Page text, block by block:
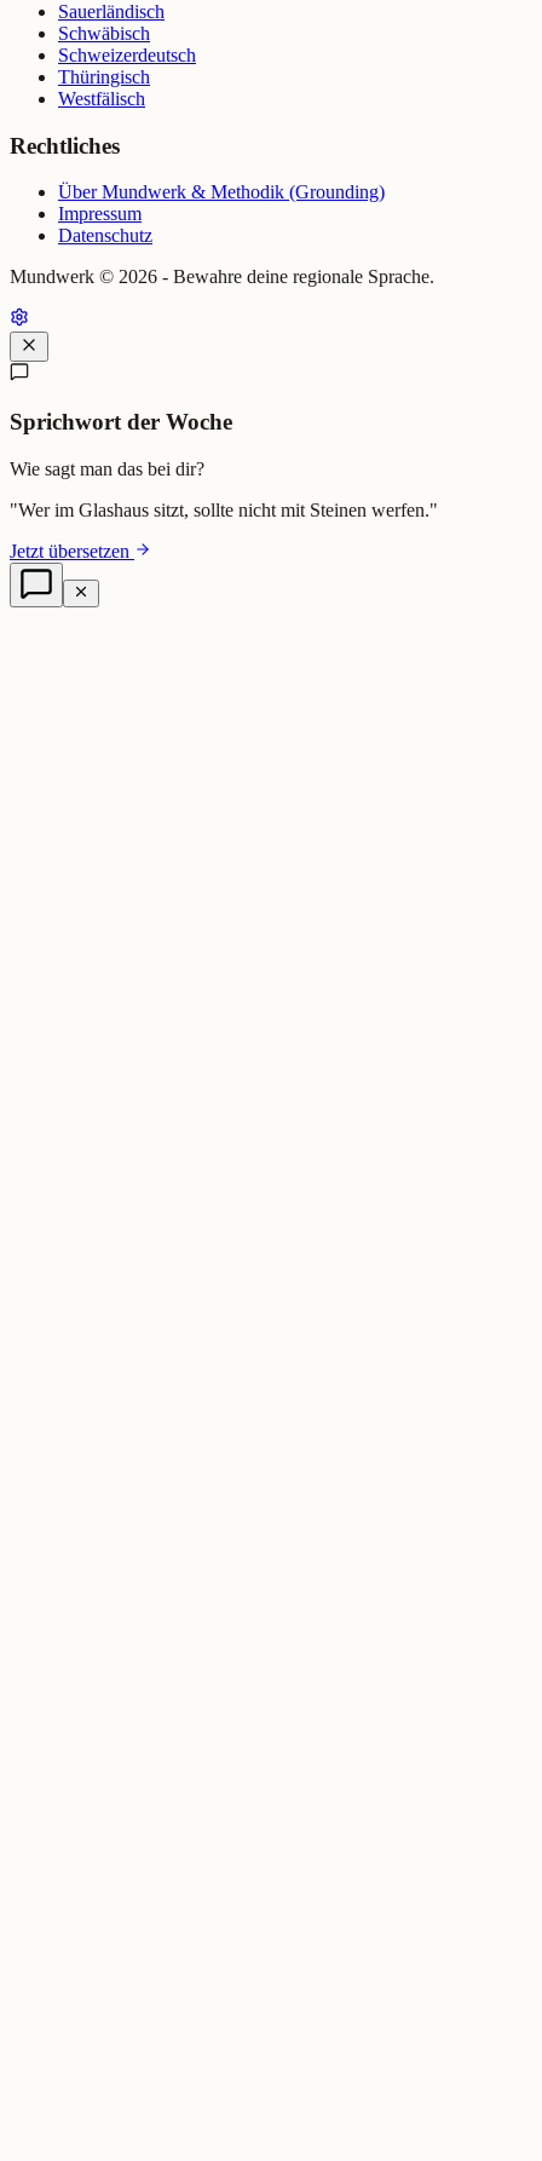
Sauerländisch
Schwäbisch
Schweizerdeutsch
Thüringisch
Westfälisch
Rechtliches
Über Mundwerk & Methodik (Grounding)
Impressum
Datenschutz
Mundwerk © 2026 - Bewahre deine regionale Sprache.
Sprichwort der Woche
Wie sagt man das bei dir?
"Wer im Glashaus sitzt, sollte nicht mit Steinen werfen."
Jetzt übersetzen